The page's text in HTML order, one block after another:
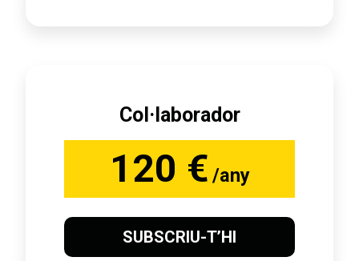
Col·laborador
120 € /any
SUBSCRIU-T’HI